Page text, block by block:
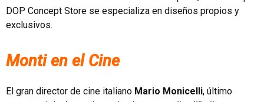
DOP Concept Store se especializa en diseños propios y
exclusivos.
Monti en el Cine
El gran director de cine italiano Mario Monicelli, último